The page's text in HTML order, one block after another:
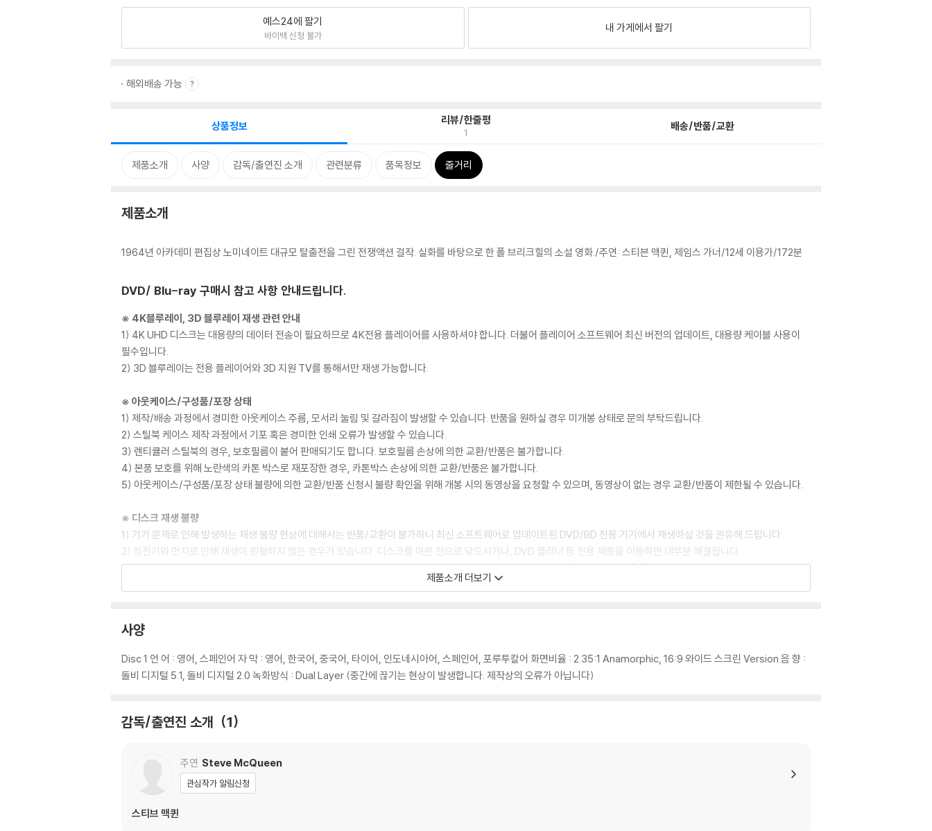
예스24에 팔기
바이백 신청 불가
내 가게에서 팔기
해외배송 가능
상품정보 리뷰/한줄평
1 배송/반품/교환
제품소개 사양 감독/출연진 소개 관련분류 품목정보 줄거리
제품소개
1964년 아카데미 편집상 노미네이트 대규모 탈출전을 그린 전쟁액션 걸작. 실화를 바탕으로 한 폴 브리크힐의 소설 영화./주연: 스티븐 맥퀸, 제임스 가너/12세 이용가/172분
DVD/ Blu-ray 구매시 참고 사항 안내드립니다.
※ 4K블루레이, 3D 블루레이 재생 관련 안내
1) 4K UHD 디스크는 대용량의 데이터 전송이 필요하므로 4K전용 플레이어를 사용하셔야 합니다. 더불어 플레이어 소프트웨어 최신 버전의 업데이트, 대용량 케이블 사용이
필수입니다.
2) 3D 블루레이는 전용 플레이어와 3D 지원 TV를 통해서만 재생 가능합니다.
※ 아웃케이스/구성품/포장 상태
1) 제작/배송 과정에서 경미한 아웃케이스 주름, 모서리 눌림 및 갈라짐이 발생할 수 있습니다. 반품을 원하실 경우 미개봉 상태로 문의 부탁드립니다.
2) 스틸북 케이스 제작 과정에서 기포 혹은 경미한 인쇄 오류가 발생할 수 있습니다.
3) 렌티큘러 스틸북의 경우, 보호필름이 붙어 판매되기도 합니다. 보호필름 손상에 의한 교환/반품은 불가합니다.
4) 본품 보호를 위해 노란색의 카톤 박스로 재포장한 경우, 카톤박스 손상에 의한 교환/반품은 불가합니다.
5) 아웃케이스/구성품/포장 상태 불량에 의한 교환/반품 신청시 불량 확인을 위해 개봉 시의 동영상을 요청할 수 있으며, 동영상이 없는 경우 교환/반품이 제한될 수 있습니다.
※ 디스크 재생 불량
1) 기기 문제로 인해 발생하는 재생 불량 현상에 대해서는 반품/교환이 불가하니 최신 소프트웨어로 업데이트된 DVD/BD 전용 기기에서 재생하실 것을 권유해 드립니다.
2) 정전기와 먼지로 인해 재생이 원활하지 않은 경우가 있습니다. 디스크를 마른 천으로 닦으시거나, DVD 클리너 등 전용 제품을 이용하면 대부분 해결됩니다.
3) 일부 PC 연결형 ODD의 경우 호환 상의 문제로 정상적인 디스크도 재생이 불가능한 경우가 있습니다. 독립형 전용 플레이어 사용을 권장드리며, ODD 사용으로 인한 재생 불
디스크에 미세한 잔 흠집이 남아있거나 인쇄 면이 깨끗하지 않은 경우가 있으며, 상품의 불량이 아닙니다. 단, 재생에 이상이 있는 경우에는 불량으로 인한 반품/교환이 가능합니
※ 교환/반품 안내
관련 사진과 동영상 및 재생 기기 모델명을 첨부하여 첨부하여 고객센터에 문의 바랍니다.
4) 한정판 상품의 변심, 오구매로 인한 반품은 회송된 상품의 상태 확인 후 진행이 가능합니다. 택배 이동 중 파손이 발생하지 않도록 완충 포장을 부탁드립니다.
제품소개 더보기
사양
Disc 1 언 어 : 영어, 스페인어 자 막 : 영어, 한국어, 중국어, 타이어, 인도네시아어, 스페인어, 포루투칼어 화면비율 : 2.35:1 Anamorphic, 16:9 와이드 스크린 Version 음 향 :
돌비 디지털 5.1, 돌비 디지털 2.0 녹화방식 : Dual Layer (중간에 끊기는 현상이 발생합니다. 제작상의 오류가 아닙니다)
감독/출연진 소개 1
주연 Steve McQueen
관심작가 알림신청
스티브 맥퀸